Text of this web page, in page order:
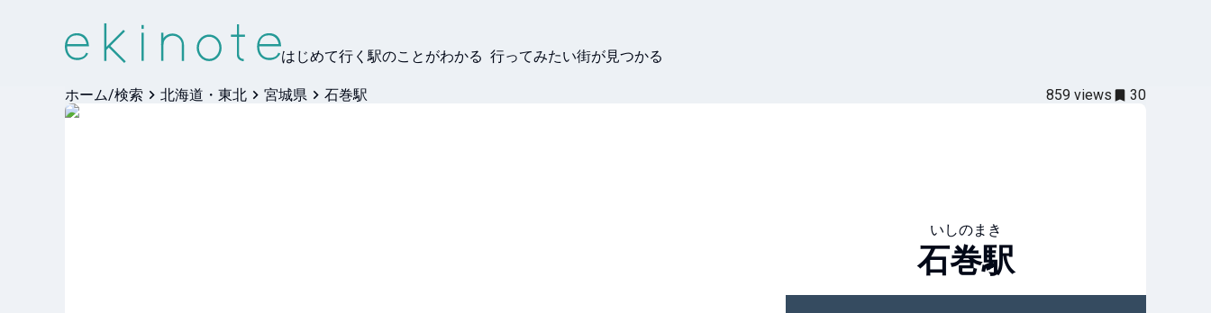
はじめて行く駅のことがわかる 行ってみたい街が見つかる
ホーム/検索 北海道・東北 宮城県 石巻駅 859 views 30
いしのまき
石巻駅